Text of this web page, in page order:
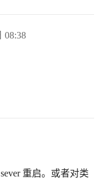
08:38
重启。或者对类